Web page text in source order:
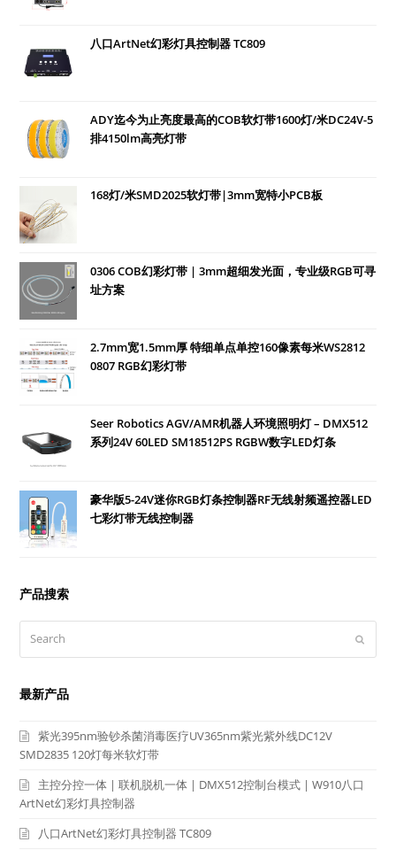
八口ArtNet幻彩灯具控制器 TC809
ADY迄今为止亮度最高的COB软灯带1600灯/米DC24V-5
排4150lm高亮灯带
168灯/米SMD2025软灯带|3mm宽特小PCB板
0306 COB幻彩灯带 | 3mm超细发光面，专业级RGB可寻
址方案
2.7mm宽1.5mm厚 特细单点单控160像素每米WS2812
0807 RGB幻彩灯带
Seer Robotics AGV/AMR机器人环境照明灯 – DMX512
系列24V 60LED SM18512PS RGBW数字LED灯条
豪华版5-24V迷你RGB灯条控制器RF无线射频遥控器LED
七彩灯带无线控制器
产品搜索
Submit
最新产品
紫光395nm验钞杀菌消毒医疗UV365nm紫光紫外线DC12V
SMD2835 120灯每米软灯带
主控分控一体 | 联机脱机一体 | DMX512控制台模式 | W910八口
ArtNet幻彩灯具控制器
八口ArtNet幻彩灯具控制器 TC809